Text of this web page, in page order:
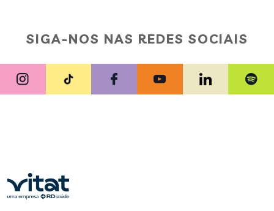
SIGA-NOS NAS REDES SOCIAIS